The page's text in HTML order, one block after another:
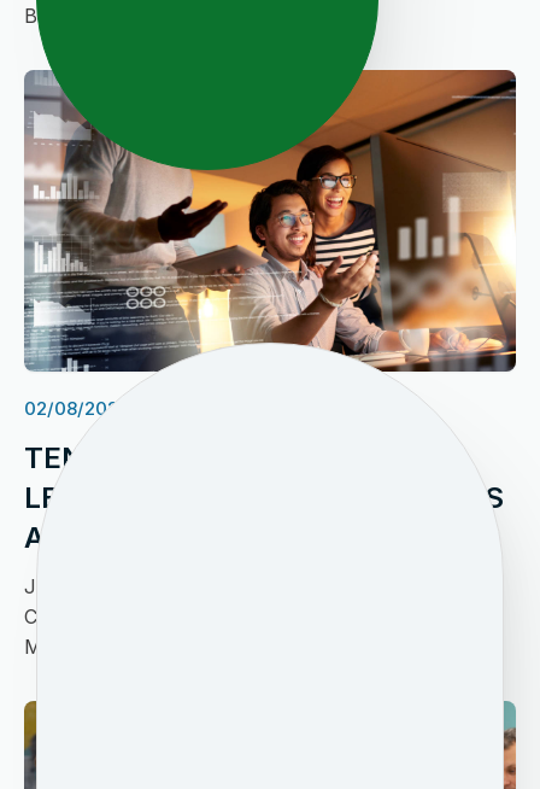
Bahia ...
02/08/2023
TENDÊNCIAS DE TELECOM EM
LEM: O QUE VEM NOS PRÓXIMOS
ANOS?
Já está pensando no futuro da sua empresa?
Conheça as tendências de telecom em Luis Eduardo
Magalhães (LEM) e prepare-se!...